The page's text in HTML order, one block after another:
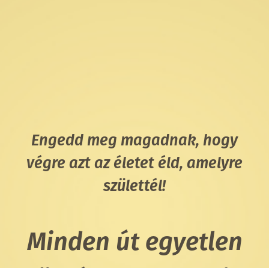
Engedd meg magadnak, hogy
végre azt az életet éld, amelyre
születtél!
Minden út egyetlen